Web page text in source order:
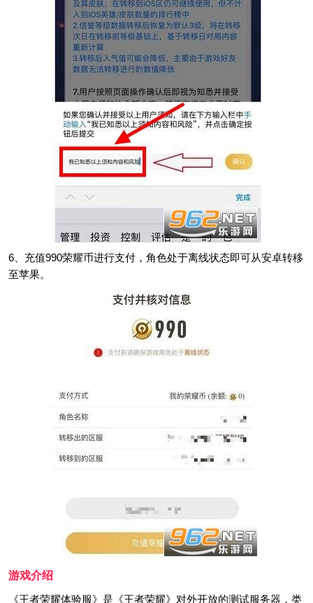
6、充值990荣耀币进行支付，角色处于离线状态即可从安卓转移
至苹果。
游戏介绍
《王者荣耀体验服》是《王者荣耀》对外开放的测试服务器，类